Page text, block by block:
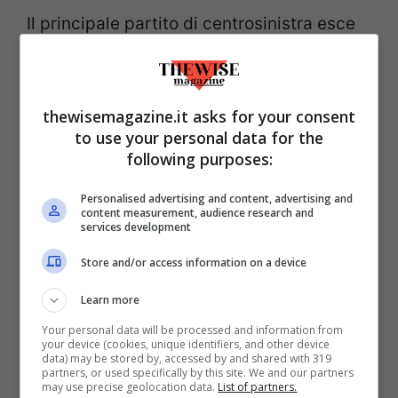
Il principale partito di centrosinistra esce
20 e 21 settembre. Nonostante un diffuso
scontento per la posizione presa dalla
segreteria nazionale in materia di
referendum costituzionale,al Nazareno
Nicola Zingaretti può dirsi soddisfatto
delle tre regioni che sono rimaste “rosse”
(così come vengono spesso identificate
sulle mappe politiche i territori del csx,
mentre con il blu si caratterizza il cdx) e
dei comuni che hanno premiato i candidati
del Partito Democratico.
thewisemagazine.it asks for your consent
to use your personal data for the
following purposes:
Personalised advertising and content, advertising and
content measurement, audience research and
services development
Store and/or access information on a device
Learn more
Your personal data will be processed and information from
your device (cookies, unique identifiers, and other device
data) may be stored by, accessed by and shared with 319
partners, or used specifically by this site. We and our partners
may use precise geolocation data. List of partners.